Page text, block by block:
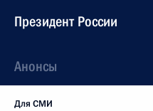
Президент России
Анонсы
Для СМИ